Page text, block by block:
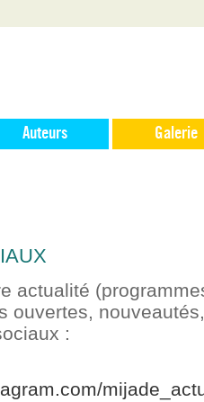
Auteurs Galerie
actualité
ouvertes,
: